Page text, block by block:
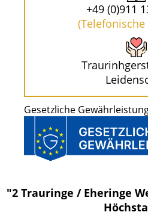
+49 (0)911
Gesetzliche
"2 Trauringe / Eheringe